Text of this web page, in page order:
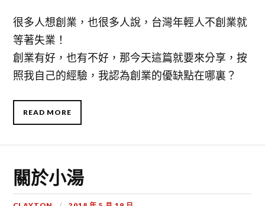
很多人想創業，也很多人說，台灣年輕人不創業就
等著失業！
創業有好，也有不好，那今天這篇就要來分享，按
照我自己的經驗，我認為創業的優缺點在哪裏？
READ MORE
關於小湯